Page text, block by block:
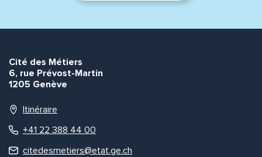
Cité des Métiers
6, rue Prévost-Martin
1205 Genève
Itinéraire
+41 22 388 44 00
citedesmetiers@etat.ge.ch